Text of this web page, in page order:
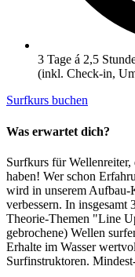
3 Tage á 2,5
(inkl. Check-in,
Surfkurs buchen
Was erwartet dich?
Surfkurs für Wellenreiter,
haben! Wer schon
wird in unserem Aufbau-
verbessern. In
Theorie-Themen "Line
gebrochene) Wellen
Erhalte im Wasser
Surfinstruktoren.